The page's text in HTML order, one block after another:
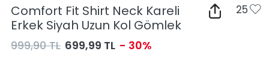
Comfort Fit Shirt Neck Kareli
Erkek Siyah Uzun Kol Gömlek
25
999,90 TL 699,99 TL - 30%